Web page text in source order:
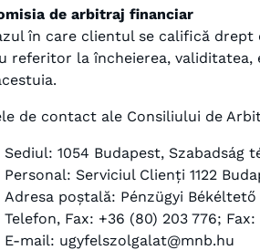
de arbitraj financiar
în care clientul se califică
referitor la încheierea,
de contact ale Consiliului de
Sediul: 1054 Budapest, Szabadság
Personal: Serviciul Clienți 1122
Adresa poștală: Pénzügyi Békéltető
Telefon, Fax: +36 (80) 203 776;
E-mail: ugyfelszolgalat@mnb.hu